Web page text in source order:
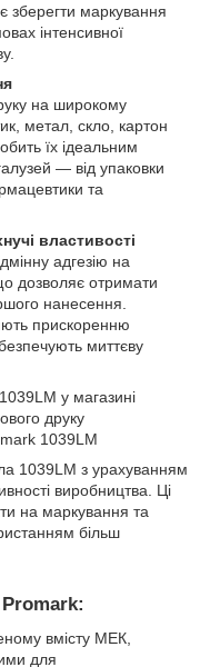
зберегти маркування
інтенсивної
на широкому
метал, скло, картон
їх ідеальним
— від упаковки
та
властивості
адгезію на
дозволяє отримати
нанесення.
прискоренню
миттєву
1039LM
1039LM з урахуванням
виробництва. Ці
на маркування та
більш
вмісту МЕК,
для